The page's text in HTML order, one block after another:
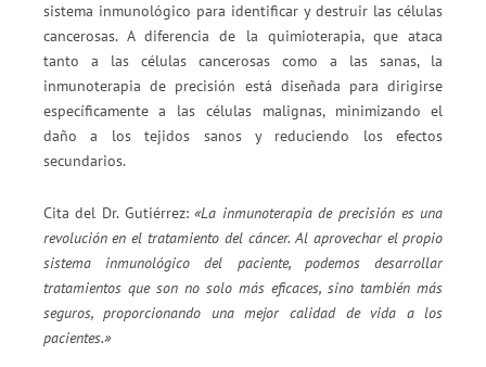
sistema inmunológico para identificar y destruir las células
cancerosas. A diferencia de la quimioterapia, que ataca
tanto a las células cancerosas como a las sanas, la
inmunoterapia de precisión está diseñada para dirigirse
específicamente a las células malignas, minimizando el
daño a los tejidos sanos y reduciendo los efectos
secundarios.
Cita del Dr. Gutiérrez:«La inmunoterapia de precisión es una
revolución en el tratamiento del cáncer. Al aprovechar el propio
sistema inmunológico del paciente, podemos desarrollar
tratamientos que son no solo más eficaces, sino también más
seguros, proporcionando una mejor calidad de vida a los
pacientes.»